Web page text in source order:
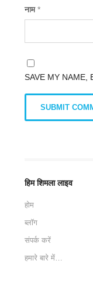
नाम*
SAVE MY NAME,
हिम शिमला लाइव
होम
ब्लॉग
संपर्क करें
हमारे बारे में…